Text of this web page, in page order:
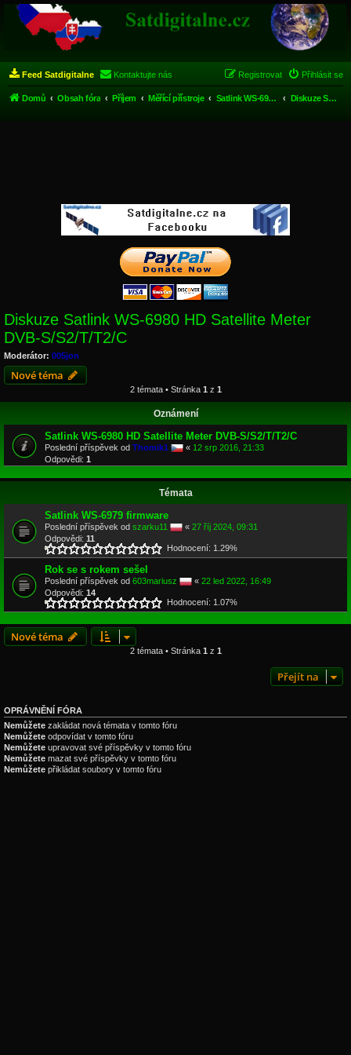
Feed Satdigitalne Kontaktujte nás Přihlásit se
Registrovat
Domů Obsah fóra Příjem Měřící přístroje Satlink WS-6980 HD Satellite Meter DVB-S/S2/T/T2/C Diskuze Satlink WS-6980 HD Satellite Meter DVB-S/S2/T/T2/C
Diskuze Satlink WS-6980 HD Satellite Meter
DVB-S/S2/T/T2/C
Moderátor: 005jon
Nové téma
2 témata • Stránka 1 z 1
Oznámení
Satlink WS-6980 HD Satellite Meter DVB-S/S2/T/T2/C
Poslední příspěvek od Thomik1 « 12 srp 2016, 21:33
Odpovědi: 1
Témata
Satlink WS-6979 firmware
Poslední příspěvek od szarku11 « 27 říj 2024, 09:31
Odpovědi: 11
Hodnocení: 1.29%
Rok se s rokem sešel
Poslední příspěvek od 603mariusz « 22 led 2022, 16:49
Odpovědi: 14
Hodnocení: 1.07%
Nové téma
2 témata • Stránka 1 z 1
Přejít na
OPRÁVNĚNÍ FÓRA
Nemůžete zakládat nová témata v tomto fóru
Nemůžete odpovídat v tomto fóru
Nemůžete upravovat své příspěvky v tomto fóru
Nemůžete mazat své příspěvky v tomto fóru
Nemůžete přikládat soubory v tomto fóru